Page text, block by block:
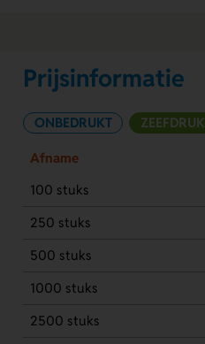
Prijsinformatie
ONBEDRUKT ZEEFDRUK
Afname
100 stuks
250 stuks
500 stuks
1000 stuks
2500 stuks